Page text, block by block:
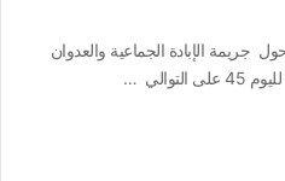
تقرير خاص حول جريمة الإبادة الجماعية والعدوان
…